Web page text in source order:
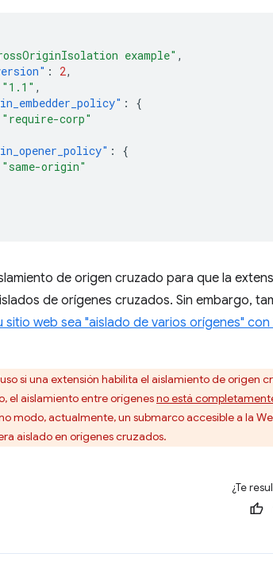
example" ,
: 2,
"1.1" ,
:
{
"require-corp"
:
{
"same-origin"
de origen cruzado para que la
de orígenes cruzados. Sin embargo,
sitio web sea "aislado de varios orígenes" con
si una extensión habilita el aislamiento de origen
el aislamiento entre orígenesno está
modo, actualmente, un submarco accesible a la
aislado en orígenes cruzados.
¿Te